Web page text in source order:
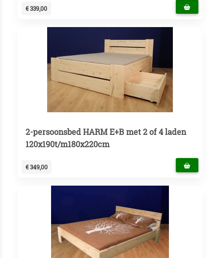
€ 339,00
2-persoonsbed HARM E+B met 2 of 4 laden
120x190t/m180x220cm
€ 349,00